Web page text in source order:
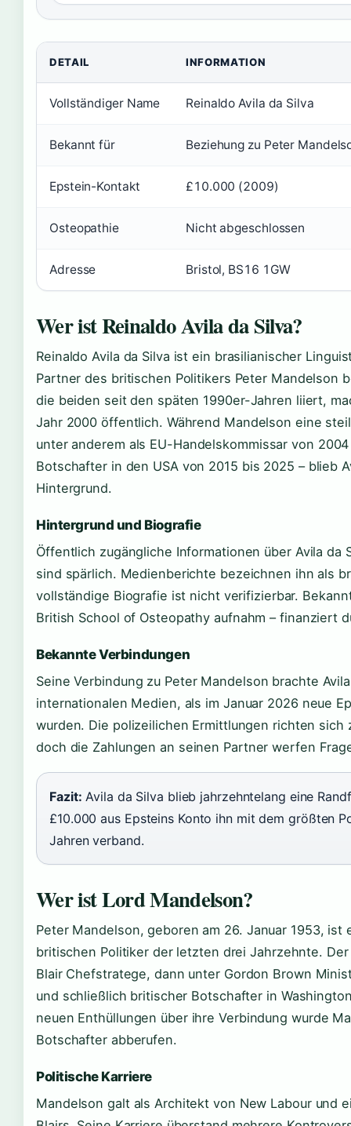
DETAIL INFORMATION
Vollständiger Name Reinaldo Avila da Silva
Bekannt für Beziehung zu Peter
Epstein-Kontakt £10.000 (2009)
Osteopathie Nicht abgeschlossen
Adresse Bristol, BS16 1GW
Wer ist Reinaldo Avila da Silva?
Reinaldo Avila da Silva ist ein brasilianischer
Partner des britischen Politikers Peter Mandelson
die beiden seit den späten 1990er-Jahren liiert,
Jahr 2000 öffentlich. Während Mandelson eine
unter anderem als EU-Handelskommissar von
Botschafter in den USA von 2015 bis 2025 – blieb
Hintergrund.
Hintergrund und Biografie
Öffentlich zugängliche Informationen über Avila da
sind spärlich. Medienberichte bezeichnen ihn als
vollständige Biografie ist nicht verifizierbar.
British School of Osteopathy aufnahm – finanziert
Bekannte Verbindungen
Seine Verbindung zu Peter Mandelson brachte
internationalen Medien, als im Januar 2026 neue
wurden. Die polizeilichen Ermittlungen richten sich
doch die Zahlungen an seinen Partner werfen
Fazit: Avila da Silva blieb jahrzehntelang eine
£10.000 aus Epsteins Konto ihn mit dem größten
Jahren verband.
Wer ist Lord Mandelson?
Peter Mandelson, geboren am 26. Januar 1953,
britischen Politiker der letzten drei Jahrzehnte.
Blair Chefstratege, dann unter Gordon Brown
und schließlich britischer Botschafter in
neuen Enthüllungen über ihre Verbindung wurde
Botschafter abberufen.
Politische Karriere
Mandelson galt als Architekt von New Labour und